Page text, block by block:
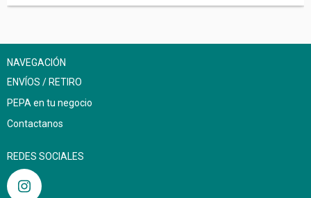
NAVEGACIÓN
ENVÍOS / RETIRO
PEPA en tu negocio
Contactanos
REDES SOCIALES